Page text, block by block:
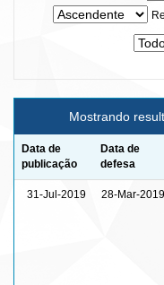
Mostrando
Data de
publicação
Data de
defesa
31-Jul-2019 28-Mar-2019